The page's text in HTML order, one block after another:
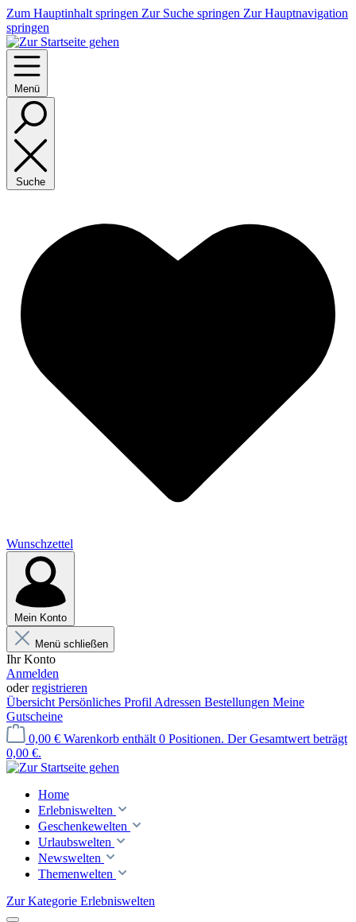
Zum Hauptinhalt springen Zur Suche springen Zur Hauptnavigation
springen
Menü
Suche
Wunschzettel
Mein Konto
Menü schließen
Ihr Konto
Anmelden
oderregistrieren
Übersicht Persönliches Profil Adressen Bestellungen Meine
Gutscheine
0,00 € Warenkorb enthält 0 Positionen. Der Gesamtwert beträgt
0,00 €.
Home
Erlebniswelten
Geschenkewelten
Urlaubswelten
Newswelten
Themenwelten
Zur Kategorie Erlebniswelten